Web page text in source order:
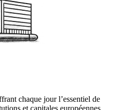
chaque jour l’essentiel de
et capitales européennes.